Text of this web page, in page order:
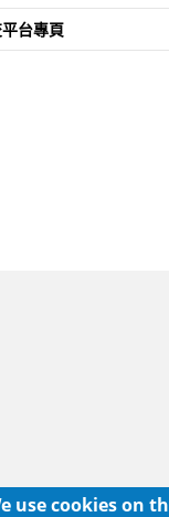
台專頁
use cookies on